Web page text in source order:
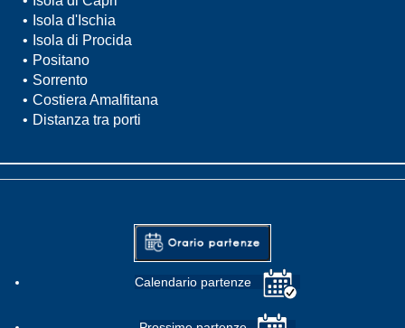
Isola d'Ischia
Isola di Procida
Positano
Sorrento
Costiera Amalfitana
Distanza tra porti
Calendario partenze